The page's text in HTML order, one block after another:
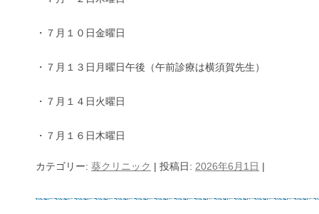
・７月１０日金曜日
・７月１３日月曜日午後（午前診療は横須賀先生）
・７月１４日火曜日
・７月１６日木曜日
カテゴリー: 葵クリニック | 投稿日: 2026年6月1日 |